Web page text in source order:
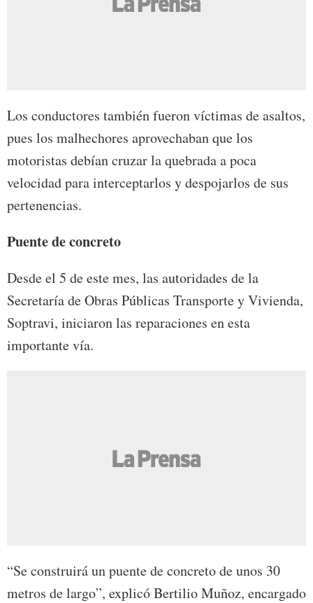
Los conductores también fueron víctimas de asaltos,
pues los malhechores aprovechaban que los
motoristas debían cruzar la quebrada a poca
velocidad para interceptarlos y despojarlos de sus
pertenencias.
Puente de concreto
Desde el 5 de este mes, las autoridades de la
Secretaría de Obras Públicas Transporte y Vivienda,
Soptravi, iniciaron las reparaciones en esta
importante vía.
“Se construirá un puente de concreto de unos 30
metros de largo”, explicó Bertilio Muñoz, encargado